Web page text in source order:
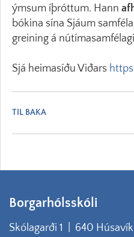
ýmsum íþróttum. Hann
bókina sína Sjáum
greining á
Sjá heimasíðu Viðars
TIL BAKA
Borgarhólsskóli
Skólagarði 1 | 640 Húsavík